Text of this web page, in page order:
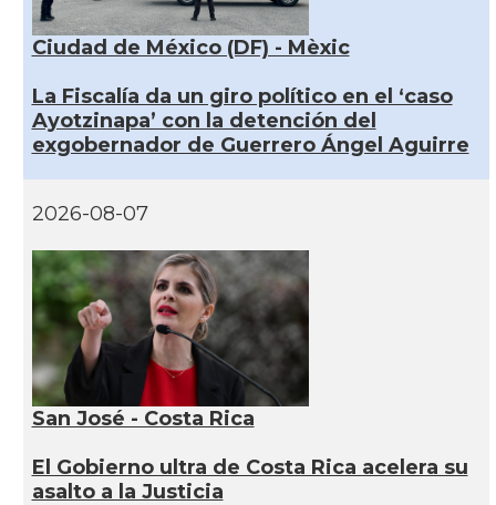
Ciudad de México (DF) - Mèxic
La Fiscalía da un giro político en el ‘caso
Ayotzinapa’ con la detención del
exgobernador de Guerrero Ángel Aguirre
2026-08-07
San José - Costa Rica
El Gobierno ultra de Costa Rica acelera su
asalto a la Justicia